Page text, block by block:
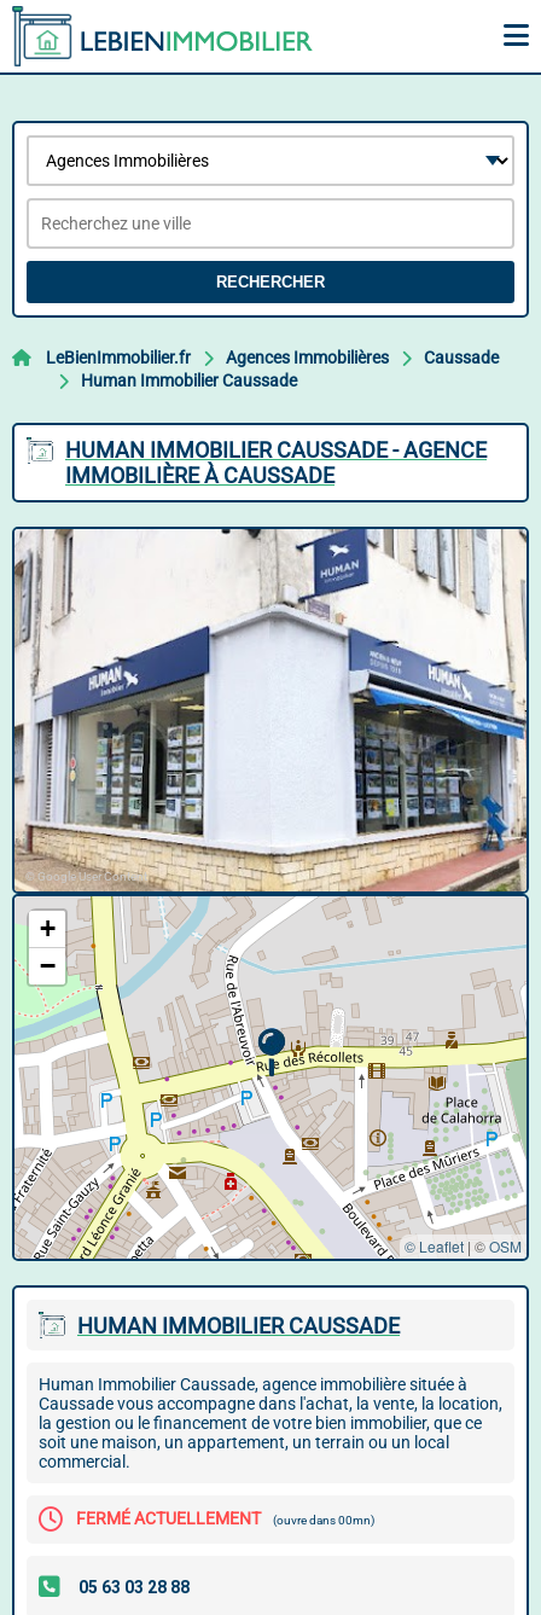
RECHERCHER
LeBienImmobilier.fr Agences Immobilières
Caussade
Human Immobilier Caussade
HUMAN IMMOBILIER CAUSSADE - AGENCE
IMMOBILIÈRE À CAUSSADE
© Google User Content
+
−
© Leaflet | ©OSM
HUMAN IMMOBILIER CAUSSADE
Human Immobilier Caussade, agence immobilière située à
Caussade vous accompagne dans l'achat, la vente, la location,
la gestion ou le financement de votre bien immobilier, que ce
soit une maison, un appartement, un terrain ou un local
commercial.
FERMÉ ACTUELLEMENT (ouvre dans 00mn)